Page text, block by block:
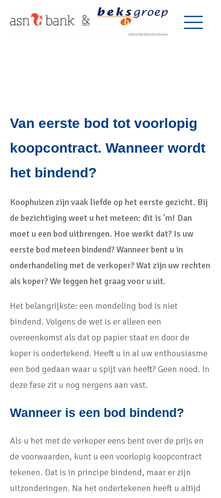
Van eerste bod tot voorlopig
koopcontract. Wanneer wordt
het bindend?
Koophuizen zijn vaak liefde op het eerste gezicht. Bij
de bezichtiging weet u het meteen: dit is 'm! Dan
moet u een bod uitbrengen. Hoe werkt dat? Is uw
eerste bod meteen bindend? Wanneer bent u in
onderhandeling met de verkoper? Wat zijn uw rechten
als koper? We leggen het graag voor u uit.
Het belangrijkste: een mondeling bod is niet
bindend. Volgens de wet is er alleen een
overeenkomst als dat op papier staat en door de
koper is ondertekend. Heeft u in al uw enthousiasme
een bod gedaan waar u spijt van heeft? Geen nood. In
deze fase zit u nog nergens aan vast.
Wanneer is een bod bindend?
Als u het met de verkoper eens bent over de prijs en
de voorwaarden, kunt u een voorlopig koopcontract
tekenen. Dat is in principe bindend, maar er zijn
uitzonderingen. Na het ondertekenen heeft u altijd